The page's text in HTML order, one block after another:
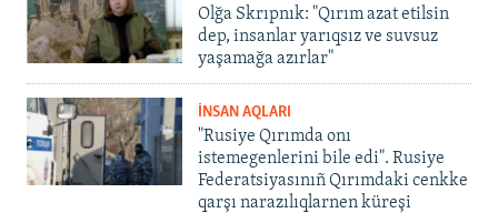
Olğa Skrıpnık: "Qırım azat etilsin
dep, insanlar yarıqsız ve suvsuz
yaşamağa azırlar"
İNSAN AQLARI
"Rusiye Qırımda onı
istemegenlerini bile edi". Rusiye
Federatsiyasınıñ Qırımdaki cenkke
qarşı narazılıqlarnen küreşi